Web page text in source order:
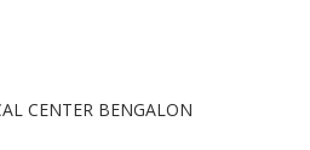
CENTER BENGALON